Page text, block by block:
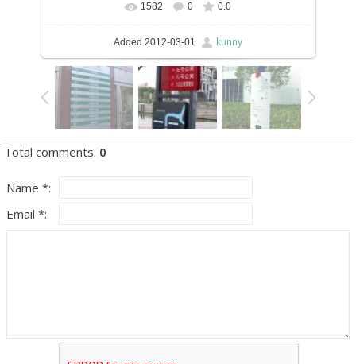
In real size 387x576 / 82.3Kb
1582 0 0.0
Added 2012-03-01 kunny
Total comments: 0
Name *:
Email *: